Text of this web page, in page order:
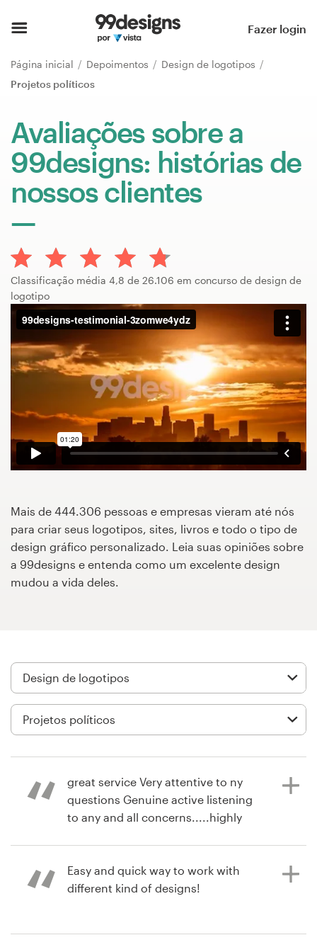
Fazer login
Página inicial Depoimentos
Design de logotipos
Projetos políticos
Avaliações sobre a
99designs: histórias de
nossos clientes
Classificação média 4,8 de 26.106 em concurso de design de
logotipo
Mais de 444.306 pessoas e empresas vieram até nós
para criar seus logotipos, sites, livros e todo o tipo de
design gráfico personalizado. Leia suas opiniões sobre
a 99designs e entenda como um excelente design
mudou a vida deles.
há 6 anos
great service Very attentive to ny
questions Genuine active listening
to any and all concerns.....highly
Easy and quick way to work with
different kind of designs!
Página inicial
Pesquisar categorias
Encontre um designer
Inspiração
99designs Pro
Serviços
de
design
Concursos de designs
Projetos 1-para-1
Encontre um designer
Veja inspirações
99designs Pro
Quero
Cartão de visita
Design de site
Manual de identidade da marca
Pesquisar todas as categorias
+49 30 568 37640
Central de Ajuda